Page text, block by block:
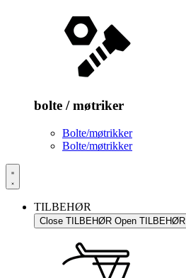
bolte / møtriker
Bolte/møtrikker
Bolte/møtrikker
TILBEHØR
Close TILBEHØR Open TILBEHØR